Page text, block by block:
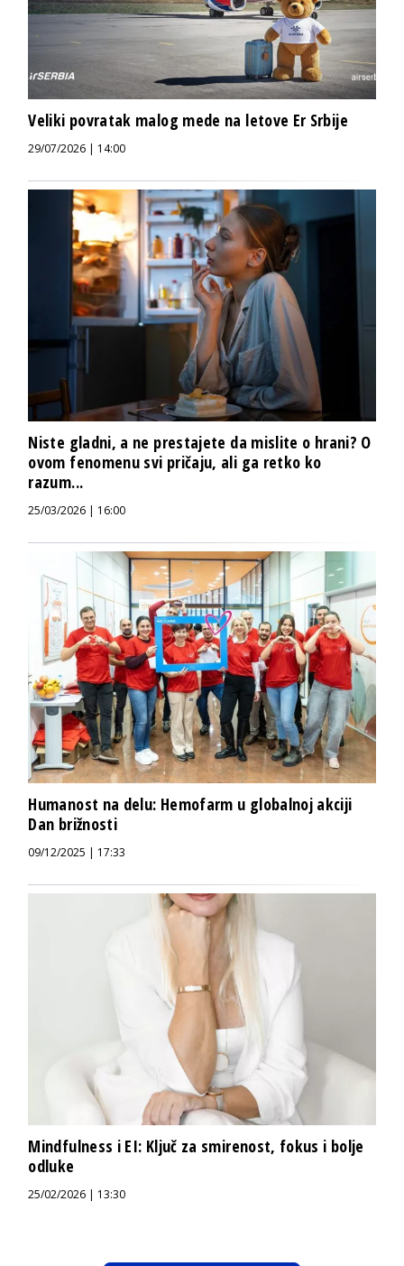
Veliki povratak malog mede na letove Er Srbije
29/07/2026 | 14:00
Niste gladni, a ne prestajete da mislite o hrani? O
ovom fenomenu svi pričaju, ali ga retko ko
razum...
25/03/2026 | 16:00
Humanost na delu: Hemofarm u globalnoj akciji
Dan brižnosti
09/12/2025 | 17:33
Mindfulness i EI: Ključ za smirenost, fokus i bolje
odluke
25/02/2026 | 13:30